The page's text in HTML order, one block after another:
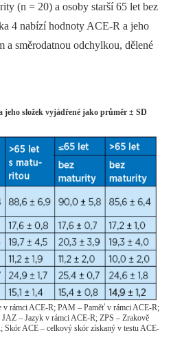
(n = 20) a osoby starší 65 let bez
4 nabízí hodnoty ACE-R a jeho
a směrodatnou odchylkou, dělené
jeho složek vyjádřené jako průměr ± SD
v rámci ACE-R; PAM – Paměť v rámci ACE-R;
– Jazyk v rámci ACE-R; ZPS – Zrakově
Skór ACE – celkový skór získaný v testu ACE-